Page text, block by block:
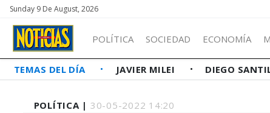
Sunday 9 De August, 2026
POLÍTICA SOCIEDAD ECONOMÍA
TEMAS DEL DÍA JAVIER MILEI DIEGO
POLÍTICA | 30-05-2022 14:20